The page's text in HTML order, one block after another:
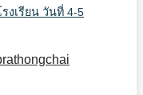
งเรียน วันที่ 4-5